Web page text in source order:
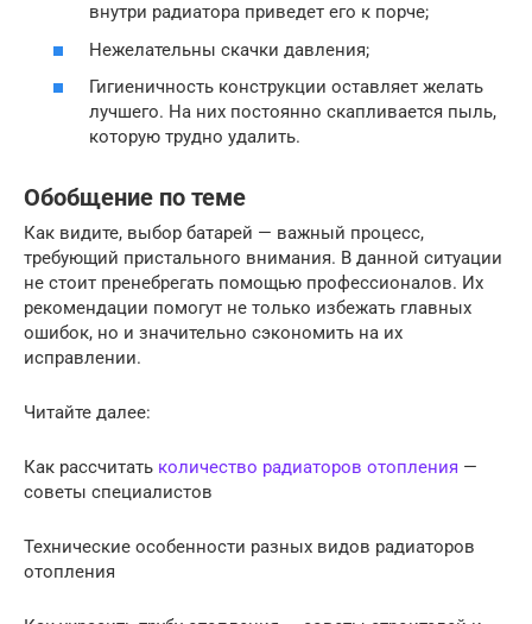
внутри радиатора приведет его к порче;
Нежелательны скачки давления;
Гигиеничность конструкции оставляет желать
лучшего. На них постоянно скапливается пыль,
которую трудно удалить.
Обобщение по теме
Как видите, выбор батарей — важный процесс,
требующий пристального внимания. В данной ситуации
не стоит пренебрегать помощью профессионалов. Их
рекомендации помогут не только избежать главных
ошибок, но и значительно сэкономить на их
исправлении.
Читайте далее:
Как рассчитать количество радиаторов отопления —
советы специалистов
Технические особенности разных видов радиаторов
отопления